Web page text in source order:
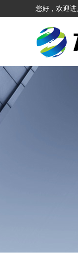
您好，欢迎进